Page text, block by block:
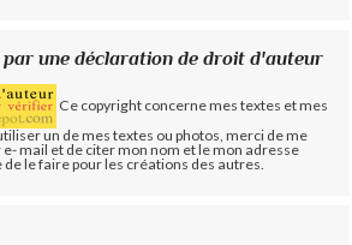
par une déclaration de droit d'auteur
Ce copyright concerne mes textes et mes
un de mes textes ou photos, merci de me
mail et de citer mon nom et le mon adresse
le faire pour les créations des autres.